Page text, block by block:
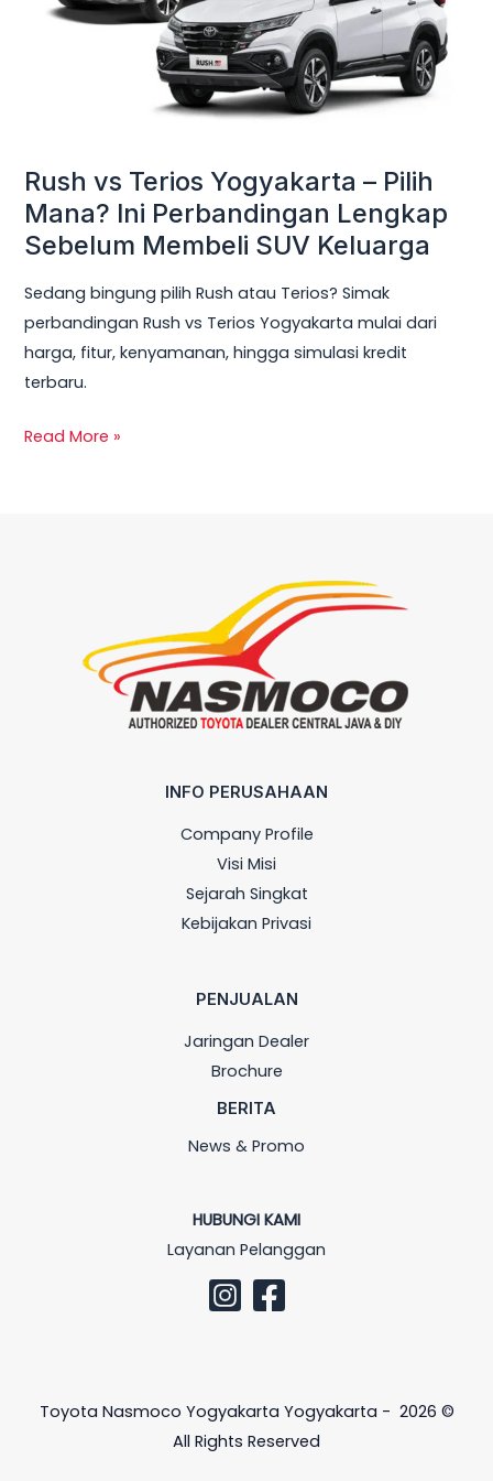
Rush vs Terios Yogyakarta – Pilih
Mana? Ini Perbandingan Lengkap
Sebelum Membeli SUV Keluarga
Sedang bingung pilih Rush atau Terios? Simak
perbandingan Rush vs Terios Yogyakarta mulai dari
harga, fitur, kenyamanan, hingga simulasi kredit
terbaru.
Pilih
Membeli
SUV
Keluarga
Read More »
INFO PERUSAHAAN
Company Profile
Visi Misi
Sejarah Singkat
Kebijakan Privasi
PENJUALAN
Jaringan Dealer
Brochure
BERITA
News & Promo
HUBUNGI KAMI
Layanan Pelanggan
Toyota Nasmoco Yogyakarta Yogyakarta - 2026 ©
All Rights Reserved